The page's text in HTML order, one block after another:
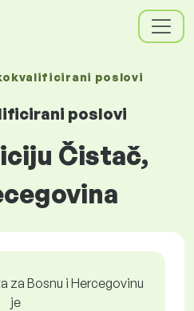
poslovi
poslovi
Čistač,
za Bosnu i Hercegovinu
je